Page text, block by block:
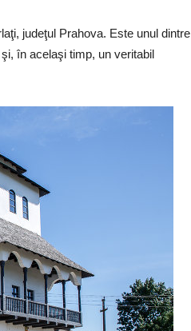
judeţul Prahova. Este unul dintre
în acelaşi timp, un veritabil